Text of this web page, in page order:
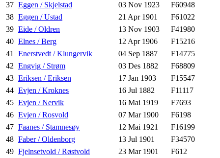
37 Eggen / Skjelstad 03 Nov 1923
F60948
38 Eggen / Ustad 21 Apr 1901
F61022
39 Eide / Oldren 13 Nov 1903
F41980
40 Elnes / Berg 12 Apr 1906
F15216
41 Enerstvedt / Klungervik 04 Sep 1887
F14775
42 Engvig / Strøm 03 Des 1882
F68809
43 Eriksen / Eriksen 17 Jan 1903
F15547
44 Evjen / Kroknes 16 Jul 1882
F11117
45 Evjen / Nervik 16 Mai 1919
F7693
46 Evjen / Rosvold 07 Mar 1900
F6198
47 Faanes / Stamnesøy 12 Mai 1921
F16199
48 Faber / Oldenborg 13 Jul 1901
F34570
49 Fjelnsetvold / Røstvold 23 Mar 1901
F612